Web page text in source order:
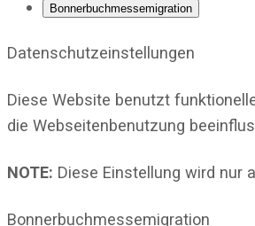
Bonnerbuchmessemigration
Datenschutzeinstellungen
Diese Website benutzt
die Webseitenbenutzung
NOTE: Diese Einstellung wird nur
Bonnerbuchmessemigration